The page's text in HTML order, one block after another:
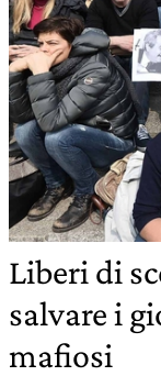
Liberi di
salvare i
mafiosi